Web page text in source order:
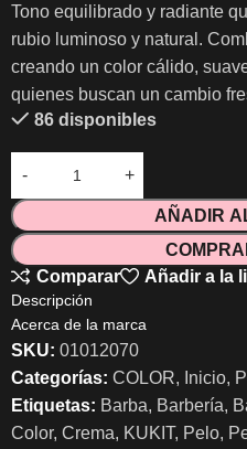
Tono equilibrado y radiante
rubio luminoso y natural.
creando un color cálido,
quienes buscan un cambio
86 disponibles
AÑADIR
Comparar
Añadir a la
Descripción
Acerca de la marca
SKU: 01012070
Categorías: COLOR, Inicio,
Etiquetas: Barba, Barbería,
Color, Crema, KUKIT, Pelo,